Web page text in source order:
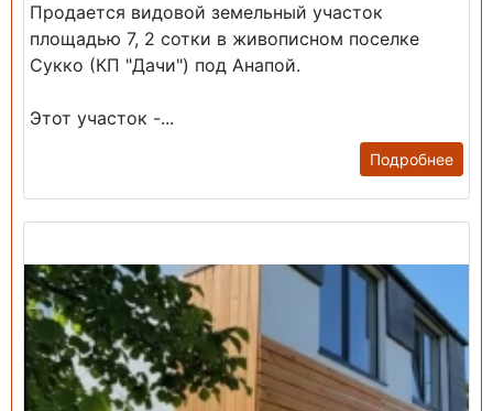
Продается видовой земельный участок
площадью 7, 2 сотки в живописном поселке
Сукко (КП "Дачи") под Анапой.
Этот участок -...
Подробнее